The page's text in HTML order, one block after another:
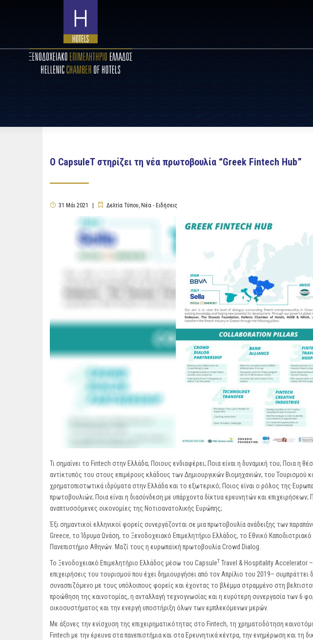
Ο CapsuleT στηρίζει τη νέα πρωτοβουλία “Greek Fintech Hub”
31 Μάι 2021 Δελτία Τύπου, Νέα - Ειδήσεις
Τι σημαίνει το Fintech στην Ελλάδα; Ποιους ενδιαφέρει; Ποια είναι η δυναμική του; Ποια η
αντίκτυπός του στους επιμέρους κλάδους των Δημιουργικών Βιομηχανιών, του Τουρισμού
χρηματοπιστωτικά ιδρύματα στην Ελλάδα και το εξωτερικό; Ποιος είναι ο ρόλος της
πρωτοβουλιών; Ποια είναι η διασύνδεση με υπάρχοντα δίκτυα ερευνητών και επιχειρήσεων;
αναπτυσσόμενες οικονομίες της Νοτιοανατολικής Ευρώπης;
Έξι σημαντικοί ελληνικοί φορείς συνεργάζονται σε μια πρωτοβουλία ανάδειξης των
Greece, το Ίδρυμα Ωνάση, το Ξενοδοχειακό Επιμελητήριο Ελλάδος, το Εθνικό
Πανεπιστήμιο Αθηνών. Μαζί τους η ευρωπαϊκή πρωτοβουλία Crowd Dialog.
Το Ξενοδοχειακό Επιμελητήριο Ελλάδος μέσω του CapsuleT Travel & Hospitality Accelerator
επιχειρήσεις του τουρισμού που έχει δημιουργήσει από τον Απρίλιο του 2019–
συνασπιζόμενο με τους υπόλοιπους φορείς και έχοντας το βλέμμα στραμμένο στη
προώθηση της καινοτομίας, η ανταλλαγή τεχνογνωσίας και η ευρύτερη συνεργασία των 6
οικοσυστήματος και την ενεργή υποστήριξη όλων των εμπλεκόμενων μερών.
Με άξονες την ενίσχυση της επιχειρηματικότητας στο Fintech, τη χρηματοδότηση
Fintech με την έρευνα στα πανεπιστήμια και στα Ερευνητικά κέντρα, την ενημέρωση και τη